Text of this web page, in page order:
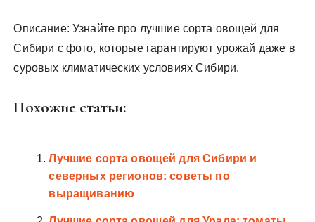
Описание: Узнайте про лучшие сорта овощей для
Сибири с фото, которые гарантируют урожай даже в
суровых климатических условиях Сибири.
Похожие статьи:
Лучшие сорта овощей для Сибири и
северных регионов: советы по
выращиванию